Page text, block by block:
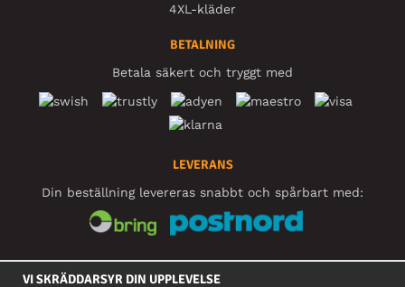
4XL-kläder
BETALNING
Betala säkert och tryggt med
LEVERANS
Din beställning levereras snabbt och spårbart med:
SOCIALA MEDIER
VI SKRÄDDARSYR DIN UPPLEVELSE